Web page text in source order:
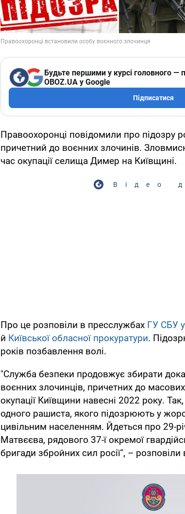
Будьте першими у курсі головного —
OBOZ.UA у Google
Підписатися
Правоохоронці повідомили про підозру
причетний до воєнних злочинів.
час окупації селища Димер на Київщині.
Відео
Про це розповіли в пресслужбах ГУ СБУ у
й Київської обласної прокуратури.
років позбавлення волі.
"Служба безпеки продовжує збирати
воєнних злочинців, причетних до
окупації Київщини навесні 2022 року.
одного рашиста, якого підозрюють у
цивільним населенням. Йдеться про 29-
Матвєєва, рядового 37-ї окремої
бригади збройних сил росії", –